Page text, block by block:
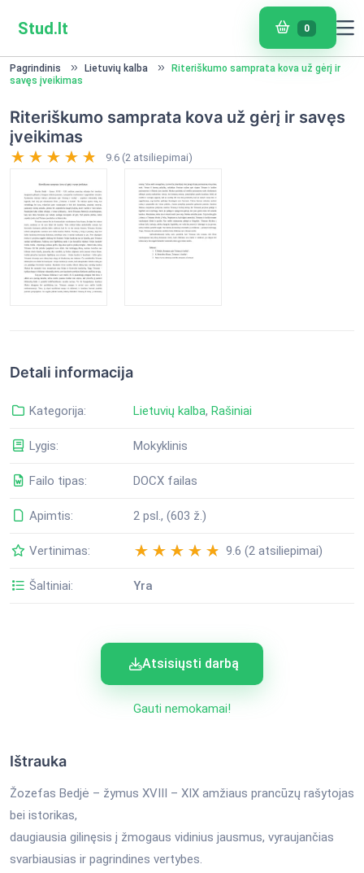
Stud.lt 0
Pagrindinis Lietuvių kalba
Riteriškumo samprata kova už gėrį ir
savęs įveikimas
Riteriškumo samprata kova už gėrį ir savęs
įveikimas
9.6 (2 atsiliepimai)
Detali informacija
Kategorija: Lietuvių kalba, Rašiniai
Lygis: Mokyklinis
Failo tipas: DOCX failas
Apimtis: 2 psl., (603 ž.)
Vertinimas: 9.6 (2 atsiliepimai)
Šaltiniai: Yra
Atsisiųsti darbą
Gauti nemokamai!
Ištrauka
Žozefas Bedjė – žymus XVIII – XIX amžiaus prancūzų rašytojas
bei istorikas,
daugiausia gilinęsis į žmogaus vidinius jausmus, vyraujančias
svarbiausias ir pagrindines vertybes.